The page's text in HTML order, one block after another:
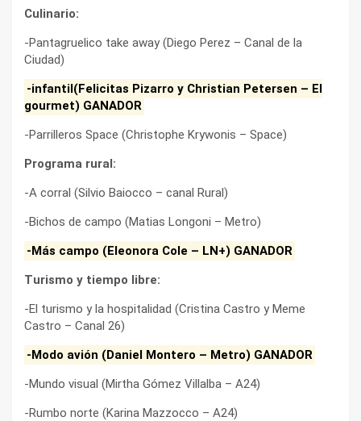
Culinario:
-Pantagruelico take away (Diego Perez – Canal de la
Ciudad)
-infantil(Felicitas Pizarro y Christian Petersen – El
gourmet) GANADOR
-Parrilleros Space (Christophe Krywonis – Space)
Programa rural:
-A corral (Silvio Baiocco – canal Rural)
-Bichos de campo (Matias Longoni – Metro)
-Más campo (Eleonora Cole – LN+) GANADOR
Turismo y tiempo libre:
-El turismo y la hospitalidad (Cristina Castro y Meme
Castro – Canal 26)
-Modo avión (Daniel Montero – Metro) GANADOR
-Mundo visual (Mirtha Gómez Villalba – A24)
-Rumbo norte (Karina Mazzocco – A24)